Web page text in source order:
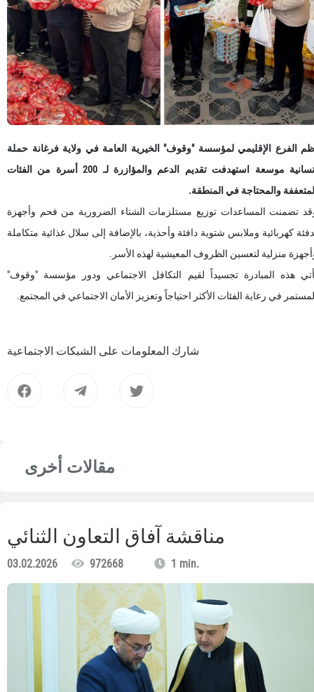
الفرع الإقليمي لمؤسسة "وقوف" الخيرية العامة في ولاية فرغانة حملة
إنسانية موسعة استهدفت تقديم الدعم والمؤازرة لـ 200 أسرة من الفئات
والمحتاجة في المنطقة.
تضمنت المساعدات توزيع مستلزمات الشتاء الضرورية من فحم وأجهزة
كهربائية وملابس شتوية دافئة وأحذية، بالإضافة إلى سلال غذائية متكاملة
منزلية لتعسين الظروف المعيشية لهذه الأسر.
هذه المبادرة تجسيداً لقيم التكافل الاجتماعي ودور مؤسسة "وقوف"
في رعاية الفئات الأكثر احتياجاً وتعزيز الأمان الاجتماعي في المجتمع.
شارك المعلومات على الشبكات الاجتماعية
مقالات أخرى
مناقشة آفاق التعاون الثنائي
03.02.2026 972668 1 min.